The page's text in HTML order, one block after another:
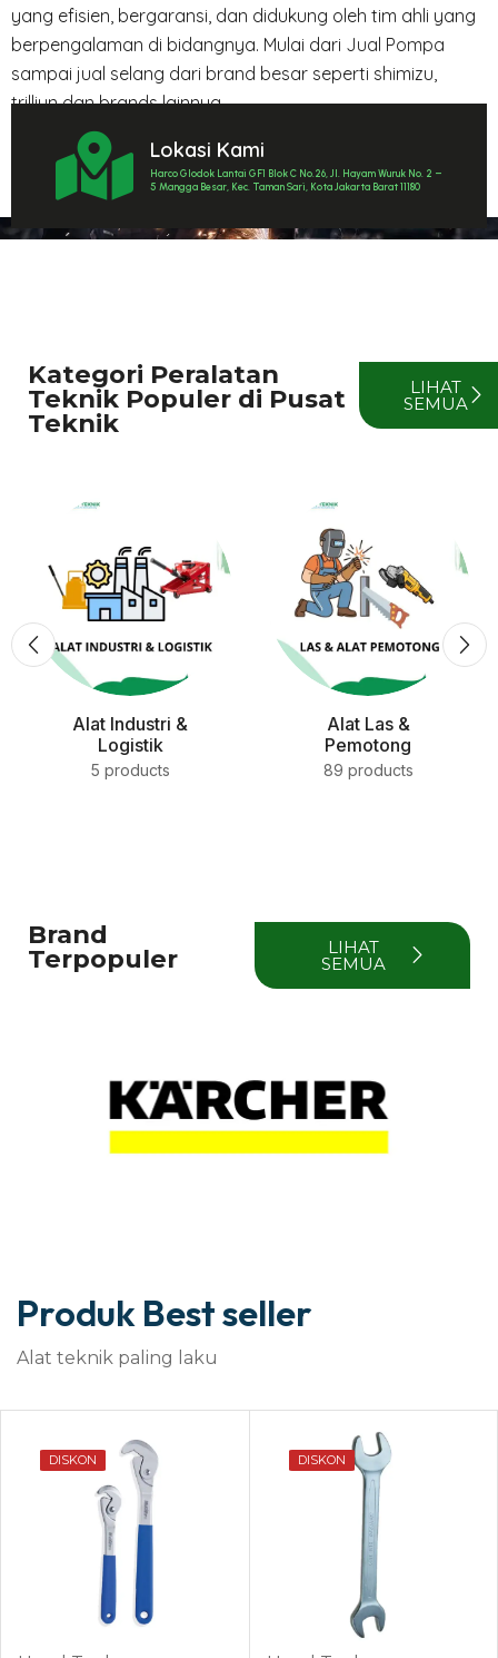
yang efisien, bergaransi, dan didukung oleh tim ahli yang
berpengalaman di bidangnya. Mulai dari Jual Pompa
sampai jual selang dari brand besar seperti shimizu,
trilliun dan brands lainnya.
Lokasi Kami
Harco Glodok Lantai GF1 Blok C No.26, Jl. Hayam Wuruk No. 2 –
5 Mangga Besar, Kec. Taman Sari, Kota Jakarta Barat 11180
Kategori Peralatan
Teknik Populer di Pusat
Teknik
LIHAT
SEMUA
Alat Industri &
Logistik
5 products
Alat Las &
Pemotong
89 products
Brand
Terpopuler LIHAT
SEMUA
Produk Best seller
Alat teknik paling laku
DISKON DISKON